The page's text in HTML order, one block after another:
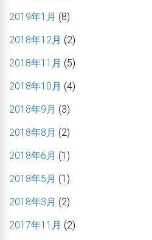
2019年1月 (8)
2018年12月 (2)
2018年11月 (5)
2018年10月 (4)
2018年9月 (3)
2018年8月 (2)
2018年6月 (1)
2018年5月 (1)
2018年3月 (2)
2017年11月 (2)